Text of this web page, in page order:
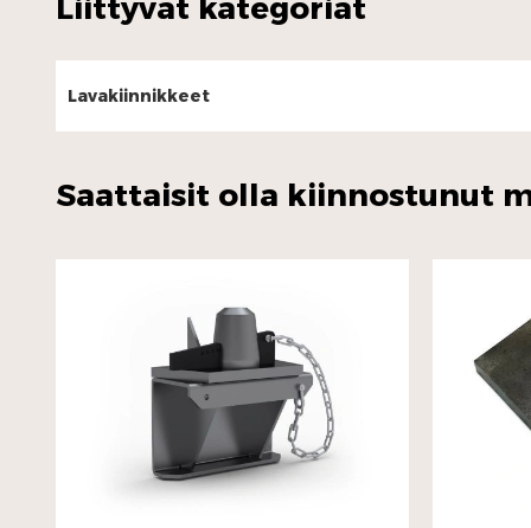
Liittyvät kategoriat
Lavakiinnikkeet
Saattaisit olla kiinnostunut